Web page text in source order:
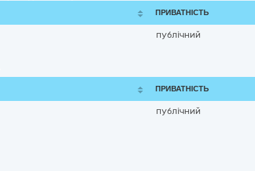
ПРИВАТНІСТЬ
публічний
ПРИВАТНІСТЬ
публічний